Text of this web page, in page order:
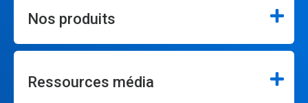
Nos produits
Ressources média